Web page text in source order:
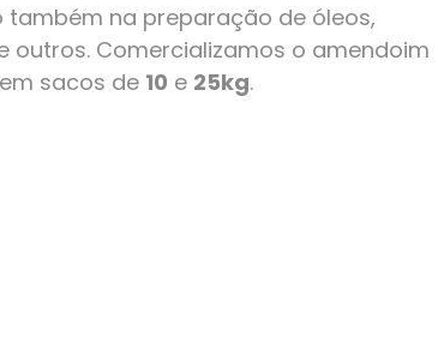
também na preparação de óleos,
outros. Comercializamos o amendoim
sacos de 10 e 25kg.